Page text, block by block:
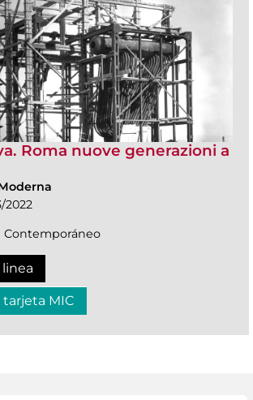
Roma nuove generazioni a
2022
tarjeta MIC